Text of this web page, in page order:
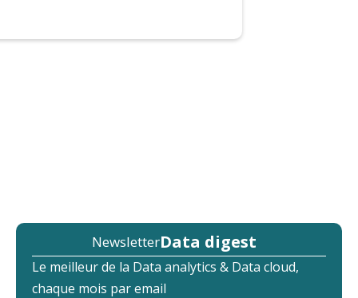
NewsletterData digest
Le meilleur de la Data analytics & Data cloud,
chaque mois par email